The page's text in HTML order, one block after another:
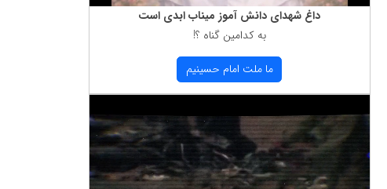
داغ شهدای دانش آموز میناب ابدی است
به كدامین گناه ؟!
ما ملت امام حسینیم